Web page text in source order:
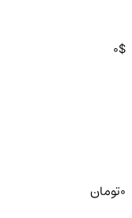
0$
0تومان